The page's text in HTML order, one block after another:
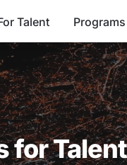
Talent Programs
for